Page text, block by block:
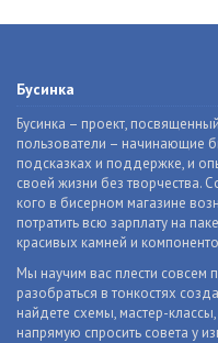
Бусинка
Бусинка – проект,
пользователи – начинающие
подсказках и поддержке, и
своей жизни без творчества.
кого в бисерном магазине
потратить всю зарплату на
красивых камней и
Мы научим вас плести совсем
разобраться в тонкостях
найдете схемы, мастер-
напрямую спросить совета у